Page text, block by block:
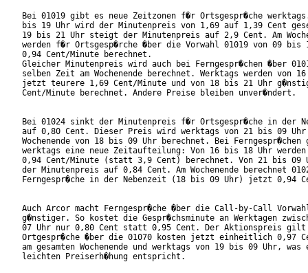
Bei 01019 gibt es neue Zeitzonen f�r Ortsgespr�che
bis 19 Uhr wird der Minutenpreis von 1,69 auf 1,39 Cent
19 bis 21 Uhr steigt der Minutenpreis auf 2,9 Cent. Am
werden f�r Ortsgesp�rche �ber die Vorwahl 01019 von 09 bis
0,94 Cent/Minute berechnet.
Gleicher Minutenpreis wird auch bei Ferngespr�chen �ber
selben Zeit am Wochenende berechnet. Werktags werden von
jetzt teurere 1,69 Cent/Minute und von 18 bis 21 Uhr
Cent/Minute berechnet. Andere Preise bleiben
Bei 01024 sinkt der Minutenpreis f�r Ortsgespr�che in der
auf 0,80 Cent. Dieser Preis wird werktags von 21 bis 09 Uhr
Wochenende von 18 bis 09 Uhr berechnet. Bei
werktags eine neue Zeitaufteilung: Von 16 bis 18 Uhr
0,94 Cent/Minute (statt 3,9 Cent) berechnet. Von 21 bis
der Minutenpreis auf 0,84 Cent. Am Wochenende berechnet
Ferngespr�che in der Nebenzeit (18 bis 09 Uhr) jetzt 0,94
Auch Arcor macht Ferngespr�che �ber die Call-by-Call
g�nstiger. So kostet die Gespr�chsminute an Werktagen
07 Uhr nur 0,80 Cent statt 0,95 Cent. Der Aktionspreis
Ortgespr�che �ber die 01070 kosten jetzt einheitlich 0,97
am gesamten Wochenende und werktags von 19 bis 09 Uhr, was
leichten Preiserh�hung entspricht.